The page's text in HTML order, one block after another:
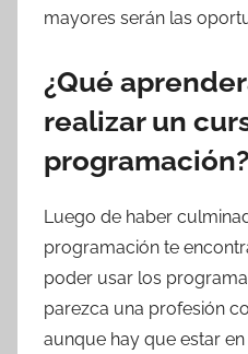
mayores serán las
¿Qué
realizar un
programación?
Luego de haber
programación te
poder usar los
parezca una profesión
aunque hay que estar